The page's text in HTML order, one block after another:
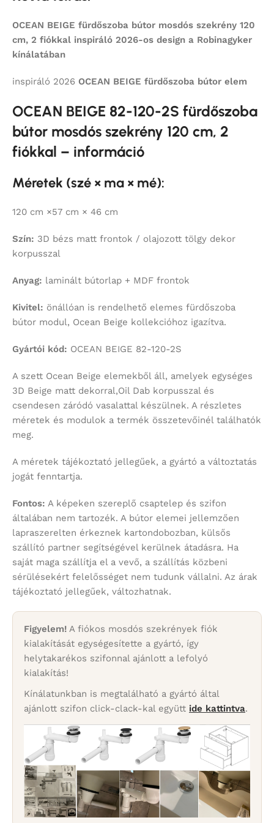
OCEAN BEIGE fürdőszoba bútor mosdós szekrény 120
cm, 2 fiókkal inspiráló 2026-os design a Robinagyker
kínálatában
inspiráló 2026 OCEAN BEIGE fürdőszoba bútor elem
OCEAN BEIGE 82-120-2S fürdőszoba
bútor mosdós szekrény 120 cm, 2
fiókkal – információ
Méretek (szé × ma × mé):
120 cm ×57 cm × 46 cm
Szín: 3D bézs matt frontok / olajozott tölgy dekor
korpusszal
Anyag: laminált bútorlap + MDF frontok
Kivitel: önállóan is rendelhető elemes fürdőszoba
bútor modul, Ocean Beige kollekcióhoz igazítva.
Gyártói kód: OCEAN BEIGE 82-120-2S
A szett Ocean Beige elemekből áll, amelyek egységes
3D Beige matt dekorral,Oil Dab korpusszal és
csendesen záródó vasalattal készülnek. A részletes
méretek és modulok a termék összetevőinél találhatók
meg.
A méretek tájékoztató jellegűek, a gyártó a változtatás
jogát fenntartja.
Fontos: A képeken szereplő csaptelep és szifon
általában nem tartozék. A bútor elemei jellemzően
lapraszerelten érkeznek kartondobozban, külsős
szállító partner segítségével kerülnek átadásra. Ha
saját maga szállítja el a vevő, a szállítás közbeni
sérülésekért felelősséget nem tudunk vállalni. Az árak
tájékoztató jellegűek, változhatnak.
Figyelem! A fiókos mosdós szekrények fiók
kialakítását egységesítette a gyártó, így
helytakarékos szifonnal ajánlott a lefolyó
kialakítás!
Kínálatunkban is megtalálható a gyártó által
ajánlott szifon click-clack-kal együtt ide kattintva.